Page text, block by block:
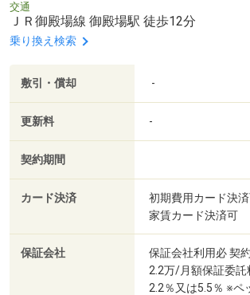
交通
ＪＲ御殿場線 御殿場駅 徒歩12分
乗り換え検索
敷引・償却 -
更新料 -
契約期間
カード決済
初期費用カード決
家賃カード決済可
保証会社
保証会社利用必 契
2.2万/月額保証委
2.2％又は5.5％ ※ペ